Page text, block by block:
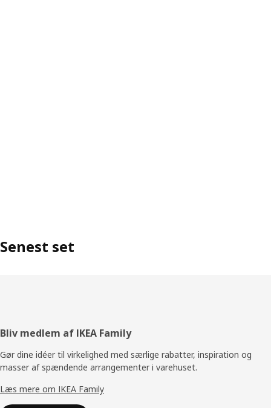
Senest set
Footer
Bliv medlem af IKEA Family
Gør dine idéer til virkelighed med særlige rabatter, inspiration og
masser af spændende arrangementer i varehuset.
Læs mere om IKEA Family